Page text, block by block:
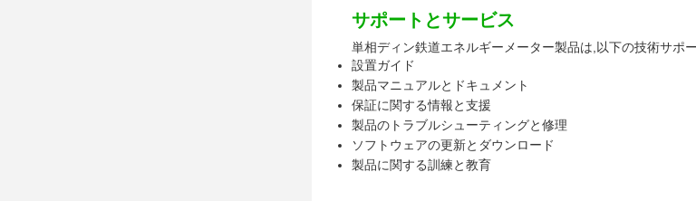
サポートとサービス
単相ディン鉄道エネルギーメーター製品は,以下の技術サポ
設置ガイド
製品マニュアルとドキュメント
保証に関する情報と支援
製品のトラブルシューティングと修理
ソフトウェアの更新とダウンロード
製品に関する訓練と教育